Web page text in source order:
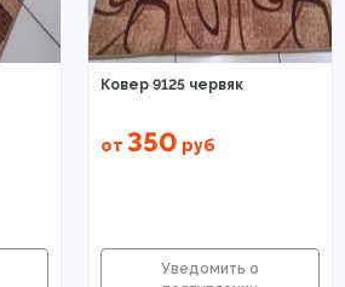
Ковер 9125 червяк
от 350 руб